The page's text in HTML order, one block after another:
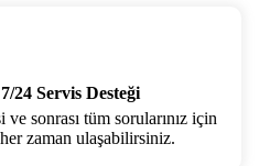
7/24 Servis Desteği
ve sonrası tüm sorularınız için
zaman ulaşabilirsiniz.